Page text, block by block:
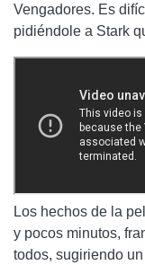
Vengadores. Es
pidiéndole a Stark
Los hechos de la
y pocos minutos,
todos, sugiriendo